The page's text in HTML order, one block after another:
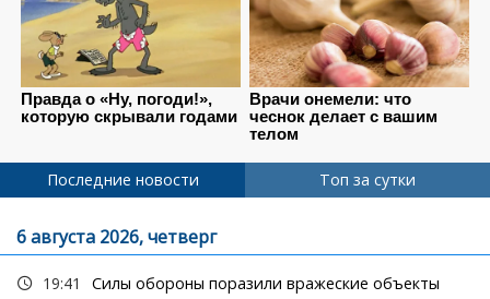
Последние новости Топ за сутки
6 августа 2026, четверг
19:41 Силы обороны поразили вражеские объекты